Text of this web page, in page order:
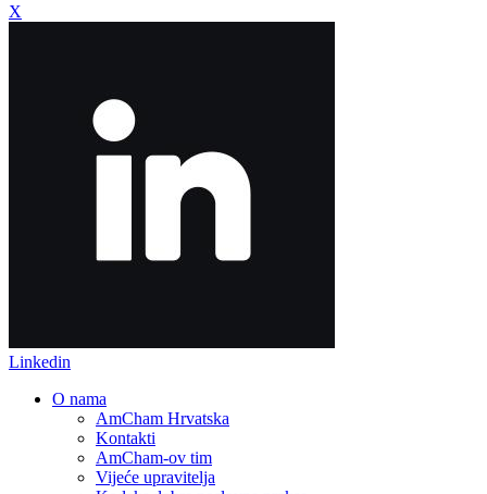
X
Linkedin
O nama
AmCham Hrvatska
Kontakti
AmCham-ov tim
Vijeće upravitelja